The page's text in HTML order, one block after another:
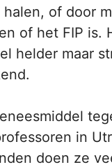
of door
of het FIP is.
helder maar
in
doen ze